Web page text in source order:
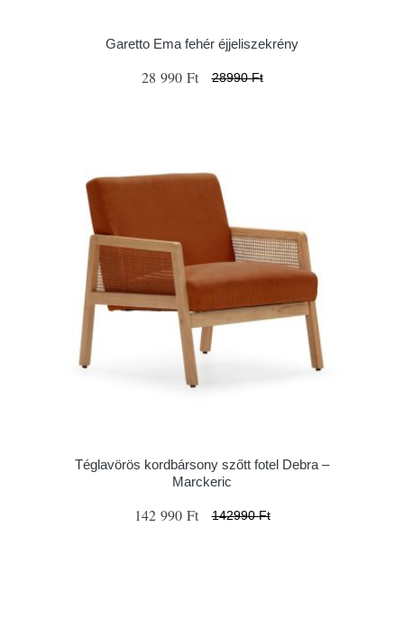
Garetto Ema fehér éjjeliszekrény
28 990 Ft 28990 Ft
Téglavörös kordbársony szőtt fotel Debra –
Marckeric
142 990 Ft 142990 Ft